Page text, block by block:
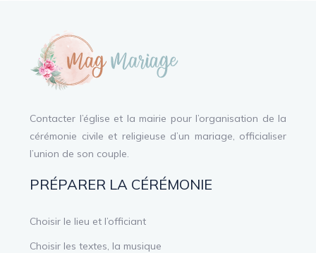
Contacter l’église et la mairie pour l’organisation de la
cérémonie civile et religieuse d’un mariage, officialiser
l’union de son couple.
PRÉPARER LA CÉRÉMONIE
Choisir le lieu et l’officiant
Choisir les textes, la musique